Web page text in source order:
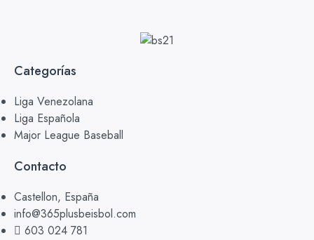
Categorías
Liga Venezolana
Liga Española
Major League Baseball
Contacto
Castellon, España
info@365plusbeisbol.com
603 024 781